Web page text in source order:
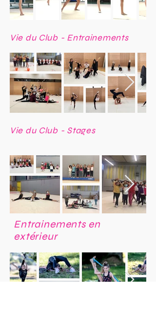
Vie du Club - Entrainements
Vie du Club - Stages
Entrainements en
extérieur